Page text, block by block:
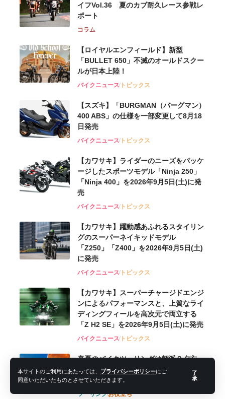
本サイトのご利用にあたっては、 プライバシーポリシーにご
同意いただいたものとさせていただきます。
了
承
イフVol.36 夏のカブ耐久レース参戦レ
ポート
コラム
【ロイヤルエンフィールド】新型
「BULLET 650」不滅のオールドスクー
ルが⽇本上陸！
バイクニューストピックス
【スズキ】「BURGMAN（バーグマン）
400 ABS」の仕様を一部変更して8月18
日発売
バイクニューストピックス
【カワサキ】ライダーのニーズをパッケ
ージしたスポーツモデル「Ninja 250」
「Ninja 400」を2026年9月5日(土)に発
売
バイクニューストピックス
【カワサキ】躍動感あふれるスタイリン
グのスーパーネイキッドモデル
「Z250」「Z400」を2026年9月5日(土)
に発売
バイクニューストピックス
【カワサキ】スーパーチャージドエンジ
ンによるパフォーマンスと、上質なライ
ディングフィールを高次元で両立する
「Z H2 SE」を2026年9月5日(土)に発売
バイクニューストピックス
真夏のバイクツーリングは朝派？夕方
派？時間帯ごとのメリット・デメリット
を徹底比較
ツーリングお役立ち